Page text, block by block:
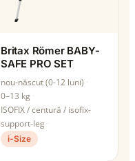
Britax Römer BABY-
SAFE PRO SET
nou-născut (0-12 luni)
0–13 kg
ISOFIX / centură / isofix-
support-leg
i-Size